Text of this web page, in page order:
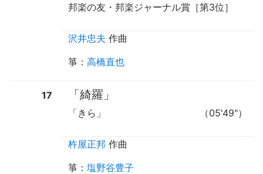
邦楽の友・邦楽ジャーナル賞［第3位］
沢井忠夫 作曲
箏 ： 高橋直也
17 「綺羅」
（05'49"）
「きら」
杵屋正邦 作曲
箏 ： 塩野谷豊子